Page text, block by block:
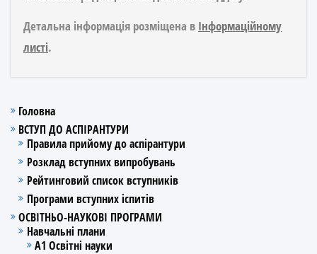
Детальна інформація розміщена в Інформаційному
листі.
Головна
ВСТУП ДО АСПІРАНТУРИ
Правила прийому до аспірантури
Розклад вступних випробувань
Рейтинговий список вступників
Програми вступних іспитів
ОСВІТНЬО-НАУКОВІ ПРОГРАМИ
Навчальні плани
А1 Освітні науки